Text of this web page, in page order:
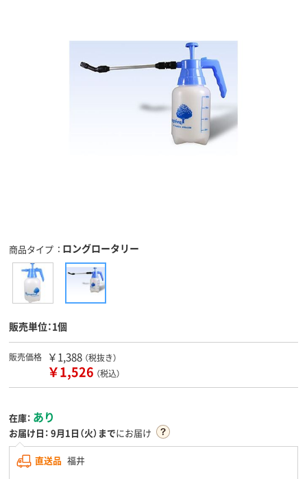
商品タイプ ロングロータリー
販売単位：1個
販売価格 ￥1,388 （税抜き）
￥1,526 （税込）
在庫： あり
お届け日： 9月1日（火）までにお届け
直送品 福井